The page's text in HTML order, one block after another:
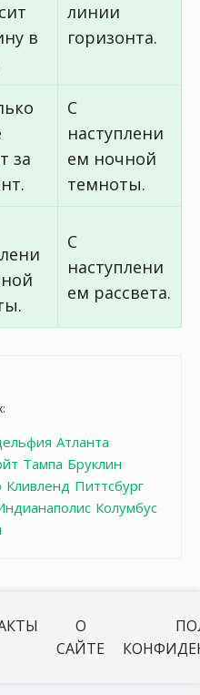
в
линии
горизонта.
за
С
наступлени
ем ночной
темноты.
С
наступлени
ем рассвета.
Атланта
Тампа Бруклин
Кливленд Питтсбург
Колумбус
О
САЙТЕ